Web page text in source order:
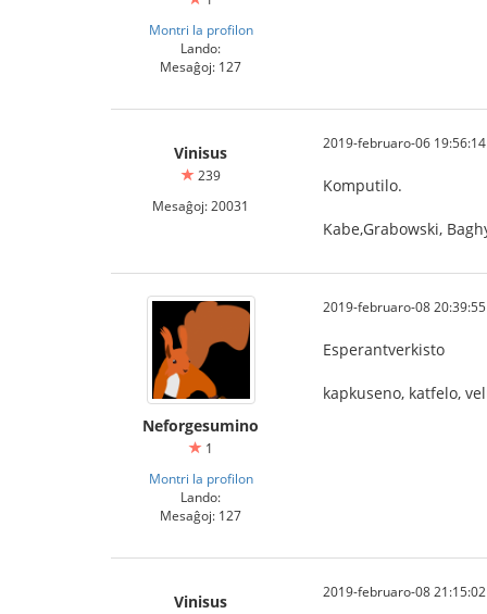
Montri la profilon
Lando:
Mesaĝoj: 127
Vinisus
239
Mesaĝoj: 20031
2019-februaro-06 19:56:14
Komputilo.
Kabe,Grabowski,
Neforgesumino
1
Montri la profilon
Lando:
Mesaĝoj: 127
2019-februaro-08 20:39:55
Esperantverkisto
kapkuseno, katfelo,
Vinisus 2019-februaro-08 21:15:02